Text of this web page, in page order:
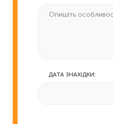
ДАТА ЗНАХІДКИ: